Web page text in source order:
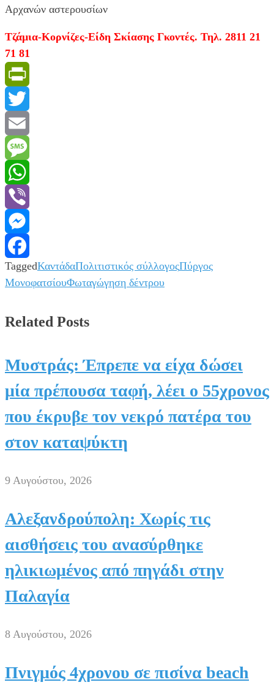
Αρχανών αστερουσίων
Τζάμια-Κορνίζες-Είδη Σκίασης Γκοντές. Τηλ. 2811 21
71 81
PrintFriendly
Twitter
Email
Message
WhatsApp
Viber
Messenger
Facebook
TaggedΚαντάδαΠολιτιστικός σύλλογοςΠύργος
ΜονοφατσίουΦωταγώγηση δέντρου
Related Posts
Μυστράς: Έπρεπε να είχα δώσει
μία πρέπουσα ταφή, λέει ο 55χρονος
που έκρυβε τον νεκρό πατέρα του
στον καταψύκτη
9 Αυγούστου, 2026
Αλεξανδρούπολη: Χωρίς τις
αισθήσεις του ανασύρθηκε
ηλικιωμένος από πηγάδι στην
Παλαγία
8 Αυγούστου, 2026
Πνιγμός 4χρονου σε πισίνα beach